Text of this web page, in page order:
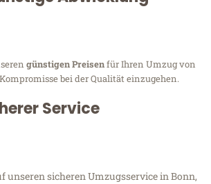
günstigen Preisenfür Ihren Umzug von
bei der Qualität einzugehen.
Service
unseren sicheren Umzugsservice in Bonn,